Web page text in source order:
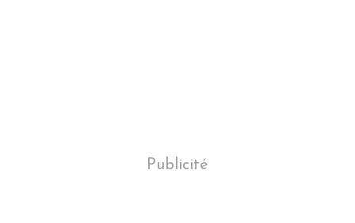
Publicité